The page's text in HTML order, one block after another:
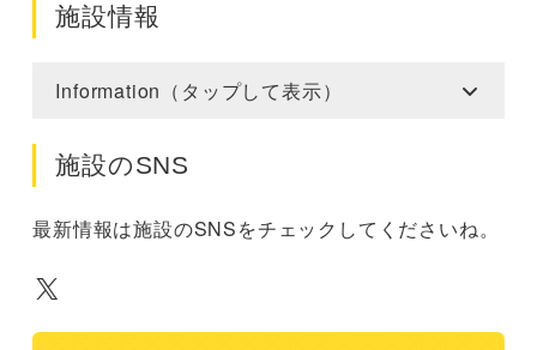
施設情報
Information（タップして表示）
施設のSNS
最新情報は施設のSNSをチェックしてくださいね。
X